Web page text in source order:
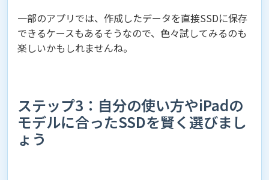
一部のアプリでは、作成したデータを直接SSDに保存
できるケースもあるそうなので、色々試してみるのも
楽しいかもしれませんね。
ステップ3：自分の使い方やiPadの
モデルに合ったSSDを賢く選びまし
ょう